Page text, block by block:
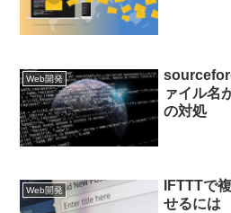
Web開発
ァイル名
の対処
Web開発
IFTTTで
せるには